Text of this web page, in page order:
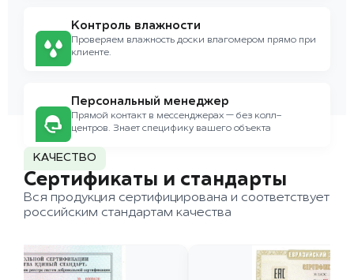
Контроль влажности
Проверяем влажность доски влагомером прямо при
клиенте.
Персональный менеджер
Прямой контакт в мессенджерах — без колл-
центров. Знает специфику вашего объекта
КАЧЕСТВО
Сертификаты и стандарты
Вся продукция сертифицирована и соответствует
российским стандартам качества